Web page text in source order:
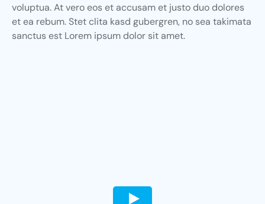
voluptua. At vero eos et accusam et justo duo dolores
et ea rebum. Stet clita kasd gubergren, no sea takimata
sanctus est Lorem ipsum dolor sit amet.